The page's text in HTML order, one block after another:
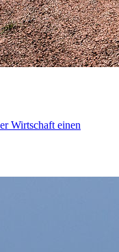
Wirtschaft einen